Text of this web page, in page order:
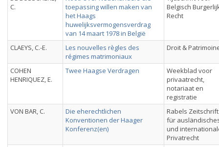
C.
toepassing willen maken van
het Haags
huwelijksvermogensverdrag
van 14 maart 1978 in België
Belgisch
Recht
CLAEYS, C.-E.
Les nouvelles règles des
régimes matrimoniaux
Droit &
COHEN
HENRIQUEZ, E.
Twee Haagse Verdragen
Weekblad voor
privaatrecht,
notariaat en
registratie
VON BAR, C.
Die eherechtlichen
Konventionen der Haager
Konferenz(en)
Rabels Zeitschrift
für
und
Privatrecht